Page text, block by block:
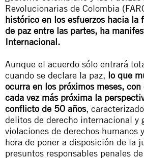
Revolucionarias de Colombia
histórico en los esfuerzos hacia la
de paz entre las partes, ha
Internacional.
Aunque el acuerdo sólo entrará
cuando se declare la paz, lo que
ocurra en los próximos meses,
cada vez más próxima la
conflicto de 50 años,
delitos de derecho internacional y
violaciones de derechos humanos
hora de poner a disposición de la
presuntos responsables penales